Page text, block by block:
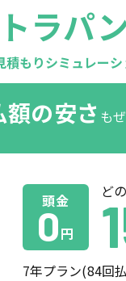
ラパ
積もりシミュレーシ
の安さ も
頭金
0円
ど
7年プラン(84回